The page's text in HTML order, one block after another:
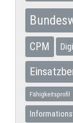
CPM
Fähigkeitsprofil